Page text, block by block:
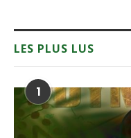
LES PLUS LUS
1